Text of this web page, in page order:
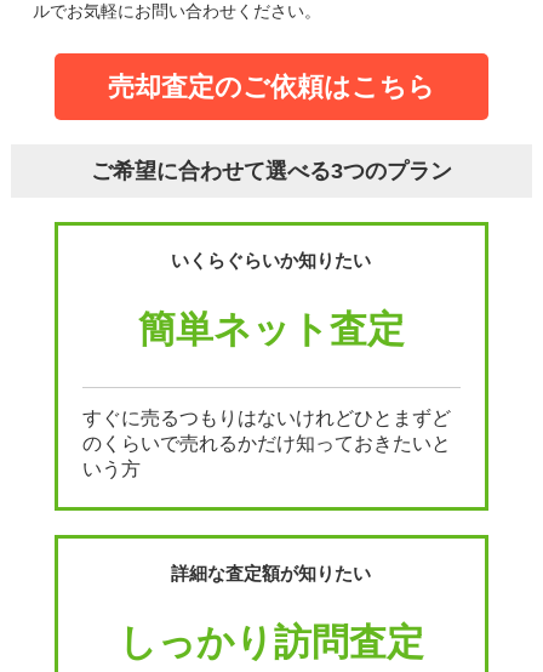
ルでお気軽にお問い合わせください。
売却査定のご依頼はこちら
ご希望に合わせて選べる3つのプラン
いくらぐらいか知りたい
簡単ネット査定
すぐに売るつもりはないけれどひとまずど
のくらいで売れるかだけ知っておきたいと
いう方
詳細な査定額が知りたい
しっかり訪問査定